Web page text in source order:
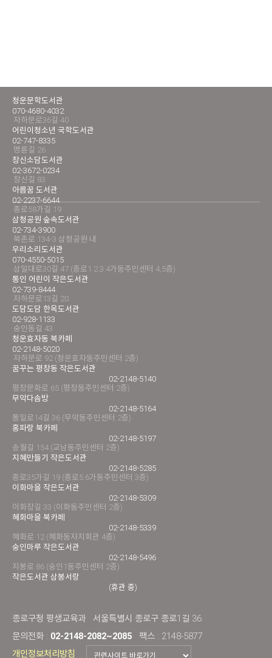
청운문학도서관
070-4680-4032
자하문로36길 40
어린이청소년 국학도서관
02-747-8335
명륜길 26
창신소담도서관
02-3672-0234
창신길 83
아름꿈 도서관
02-2237-6644
종로58가길 19
삼청공원 숲속도서관
02-734-3900
북촌로 134-3 삼청공원 내
우리소리도서관
070-4550-5015
삼일대로30길 47 (종로1.2.3.4가동주민센터 4,5층)
통인 어린이 작은도서관
02-739-8444
자하문로13길 20
도담도담 한옥도서관
02-928-1133
숭인동길 43
청운효자동 북카페
02-2148-5020
자하문로 92 (청운효자동주민센터 2층)
꿈꾸는 평창동 작은도서관
02-2148-5140
평창문화로 65 (평창동주민센터 2층)
무악다솜방
02-2148-5164
통일로14길 36 (무악동주민센터 2층)
홍파랑 북카페
02-2148-5197
송월길 154 (교남동주민센터 2층)
지혜만들기 작은도서관
02-2148-5285
종로35가길 19 (종로5.6가동주민센터 3층)
이화마을 작은도서관
02-2148-5309
이화장길 33 (이화동주민센터 2층)
혜화마을 북카페
02-2148-5339
혜화로 12 (혜화동자치회관 4층)
숭인마루 작은도서관
02-2148-5496
지봉로 86 (숭인1동주민센터 2층)
작은도서관 삼봉서랑
(휴관 중)
종로구청 평생교육과
서울특별시 종로구 종로1길 36
문의전화 : 02-2148-2082~2085
팩스 : 2148-5877
개인정보처리방침